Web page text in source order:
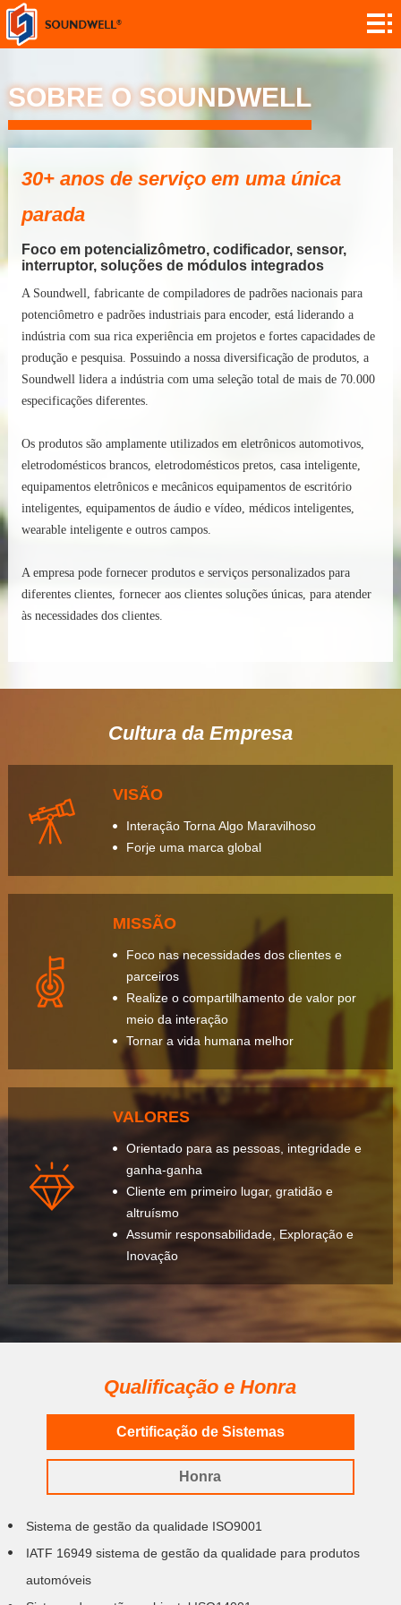
Sobre
do módulo
Codificadores
Interruptores
Sensores
Aplicação
Contato
Investigação
Language
SOBRE O SOUNDWELL
30+ anos de serviço em uma única
parada
Foco em potencializômetro, codificador, sensor,
interruptor, soluções de módulos integrados
A Soundwell, fabricante de compiladores de padrões nacionais para
potenciômetro e padrões industriais para encoder, está liderando a
indústria com sua rica experiência em projetos e fortes capacidades de
produção e pesquisa. Possuindo a nossa diversificação de produtos, a
Soundwell lidera a indústria com uma seleção total de mais de 70.000
especificações diferentes.
Os produtos são amplamente utilizados em eletrônicos automotivos,
eletrodomésticos brancos, eletrodomésticos pretos, casa inteligente,
equipamentos eletrônicos e mecânicos equipamentos de escritório
inteligentes, equipamentos de áudio e vídeo, médicos inteligentes,
wearable inteligente e outros campos.
A empresa pode fornecer produtos e serviços personalizados para
diferentes clientes, fornecer aos clientes soluções únicas, para atender
às necessidades dos clientes.
Cultura da Empresa
VISÃO
Interação Torna Algo Maravilhoso
Forje uma marca global
MISSÃO
Foco nas necessidades dos clientes e
parceiros
Realize o compartilhamento de valor por
meio da interação
Tornar a vida humana melhor
VALORES
Orientado para as pessoas, integridade e
ganha-ganha
Cliente em primeiro lugar, gratidão e
altruísmo
Assumir responsabilidade, Exploração e
Inovação
Qualificação e Honra
Certificação de Sistemas
Honra
Sistema de gestão da qualidade ISO9001
IATF 16949 sistema de gestão da qualidade para produtos
automóveis